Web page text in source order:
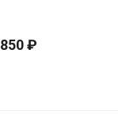
850 ₽